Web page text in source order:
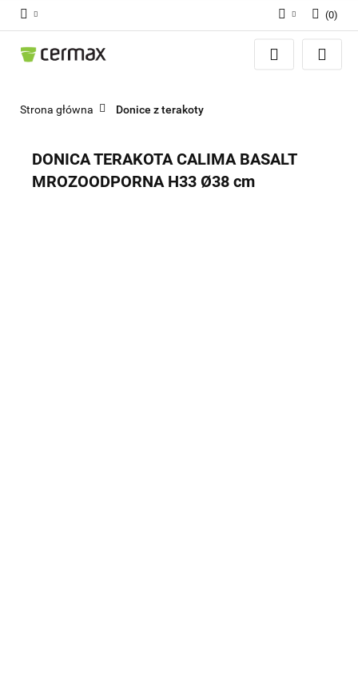
Zaloguj się
(0)
Strona główna Donice z terakoty
DONICA TERAKOTA CALIMA BASALT
MROZOODPORNA H33 Ø38 cm